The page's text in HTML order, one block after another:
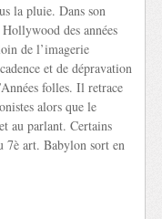
la pluie. Dans son
des années
de l’imagerie
et de dépravation
folles. Il retrace
alors que le
au parlant. Certains
7è art. Babylon sort en